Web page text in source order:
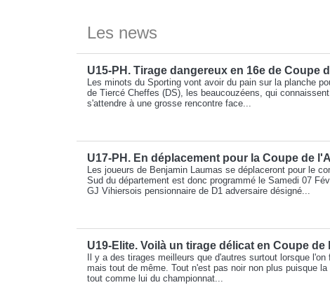
Les news
U15-PH. Tirage dangereux en 16e de Coupe
Les minots du Sporting vont avoir du pain sur la planche
de Tiercé Cheffes (DS), les beaucouzéens, qui
s'attendre à une grosse rencontre face...
U17-PH. En déplacement pour la Coupe de
Les joueurs de Benjamin Laumas se déplaceront pour le
Sud du département est donc programmé le Samedi 07
GJ Vihiersois pensionnaire de D1 adversaire désigné...
U19-Elite. Voilà un tirage délicat en Coupe de
Il y a des tirages meilleurs que d'autres surtout lorsque
mais tout de même. Tout n'est pas noir non plus puisque
tout comme lui du championnat...